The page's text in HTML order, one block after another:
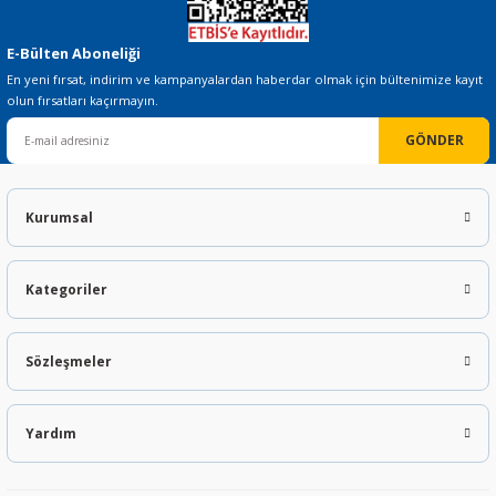
E-Bülten Aboneliği
En yeni fırsat, indirim ve kampanyalardan haberdar olmak için bültenimize kayıt
olun fırsatları kaçırmayın.
GÖNDER
Kurumsal
Kategoriler
Sözleşmeler
Yardım